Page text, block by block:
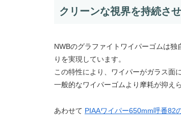
クリーンな視界を持続さ
NWBのグラファイトワイパーゴムは
りを実現しています。
この特性により、ワイパーがガラス面
一般的なワイパーゴムより摩耗が抑え
あわせて PIAAワイパー650mm呼番82